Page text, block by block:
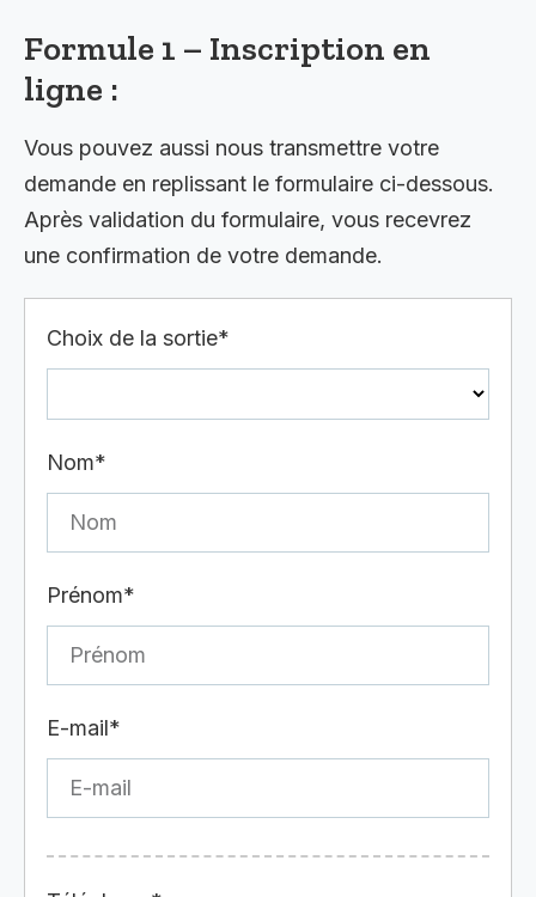
Formule 1 – Inscription en
ligne :
Vous pouvez aussi nous transmettre votre
demande en replissant le formulaire ci-dessous.
Après validation du formulaire, vous recevrez
une confirmation de votre demande.
Choix de la sortie*
Nom*
Prénom*
E-mail*